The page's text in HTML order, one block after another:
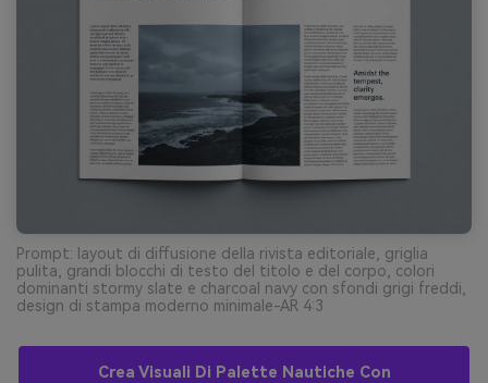
Prompt: layout di diffusione della rivista editoriale, griglia
pulita, grandi blocchi di testo del titolo e del corpo, colori
dominanti stormy slate e charcoal navy con sfondi grigi freddi,
design di stampa moderno minimale-AR 4:3
Crea Visuali Di Palette Nautiche Con